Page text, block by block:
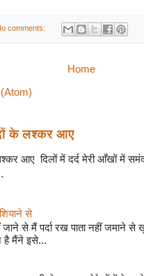
comments:
Home
के लश्कर आए
आए दिलों में दर्द मेरी आँखों में
से
से मैं पर्दा रख पाता नहीं जमाने
है मैंने इसे...